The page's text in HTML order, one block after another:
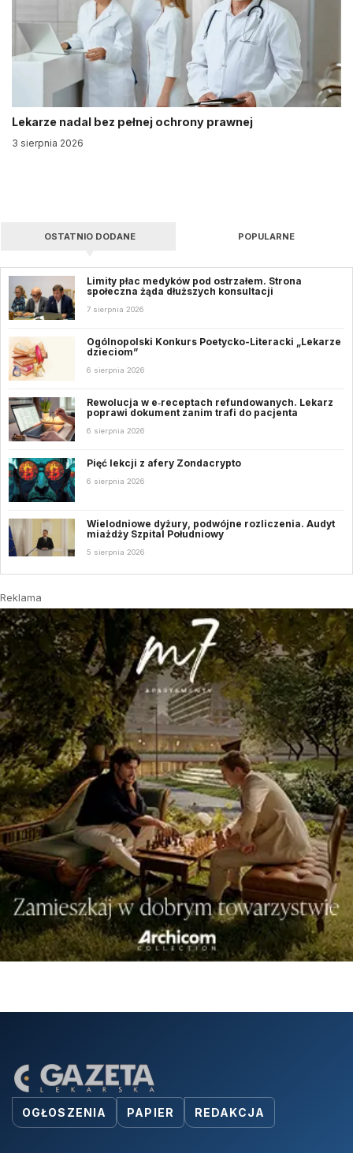
Lekarze nadal bez pełnej ochrony prawnej
3 sierpnia 2026
OSTATNIO DODANE POPULARNE
Limity płac medyków pod ostrzałem. Strona
społeczna żąda dłuższych konsultacji
7 sierpnia 2026
Ogólnopolski Konkurs Poetycko-Literacki „Lekarze
dzieciom”
6 sierpnia 2026
Rewolucja w e‑receptach refundowanych. Lekarz
poprawi dokument zanim trafi do pacjenta
6 sierpnia 2026
Pięć lekcji z afery Zondacrypto
6 sierpnia 2026
Wielodniowe dyżury, podwójne rozliczenia. Audyt
miażdży Szpital Południowy
5 sierpnia 2026
Reklama
OGŁOSZENIA PAPIER REDAKCJA